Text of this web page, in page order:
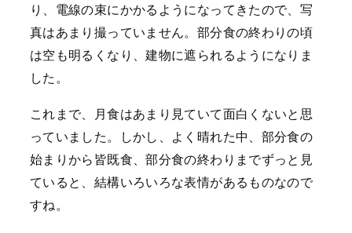
り、電線の束にかかるようになってきたので、写
真はあまり撮っていません。部分食の終わりの頃
は空も明るくなり、建物に遮られるようになりま
した。
これまで、月食はあまり見ていて面白くないと思
っていました。しかし、よく晴れた中、部分食の
始まりから皆既食、部分食の終わりまでずっと見
ていると、結構いろいろな表情があるものなので
すね。